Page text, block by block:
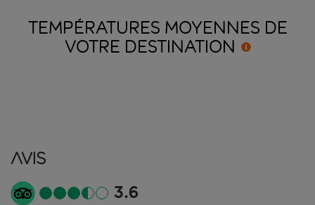
TEMPÉRATURES MOYENNES DE
VOTRE DESTINATION
Avis
3.6